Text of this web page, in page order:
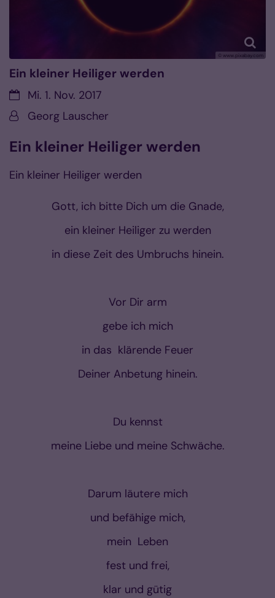
© www.pixabay.com
Ein kleiner Heiliger werden
Datum:Mi. 1. Nov. 2017
Von:Georg Lauscher
Ein kleiner Heiliger werden
Ein kleiner Heiliger werden
Gott, ich bitte Dich um die Gnade,
ein kleiner Heiliger zu werden
in diese Zeit des Umbruchs hinein.
Vor Dir arm
gebe ich mich
in das klärende Feuer
Deiner Anbetung hinein.
Du kennst
meine Liebe und meine Schwäche.
Darum läutere mich
und befähige mich,
mein Leben
fest und frei,
klar und gütig